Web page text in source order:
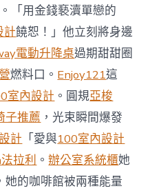
「用金錢褻瀆單戀的
計饒恕！」他立刻將身邊
電動升降桌過期甜甜圈
燃料口。 Enjoy121這
室內設計 。圓規亞梭
子推薦 ，光束瞬間爆發
計 「愛與100室內設計
拉利 。辦公室系統櫃她
她的咖啡館被兩種能量